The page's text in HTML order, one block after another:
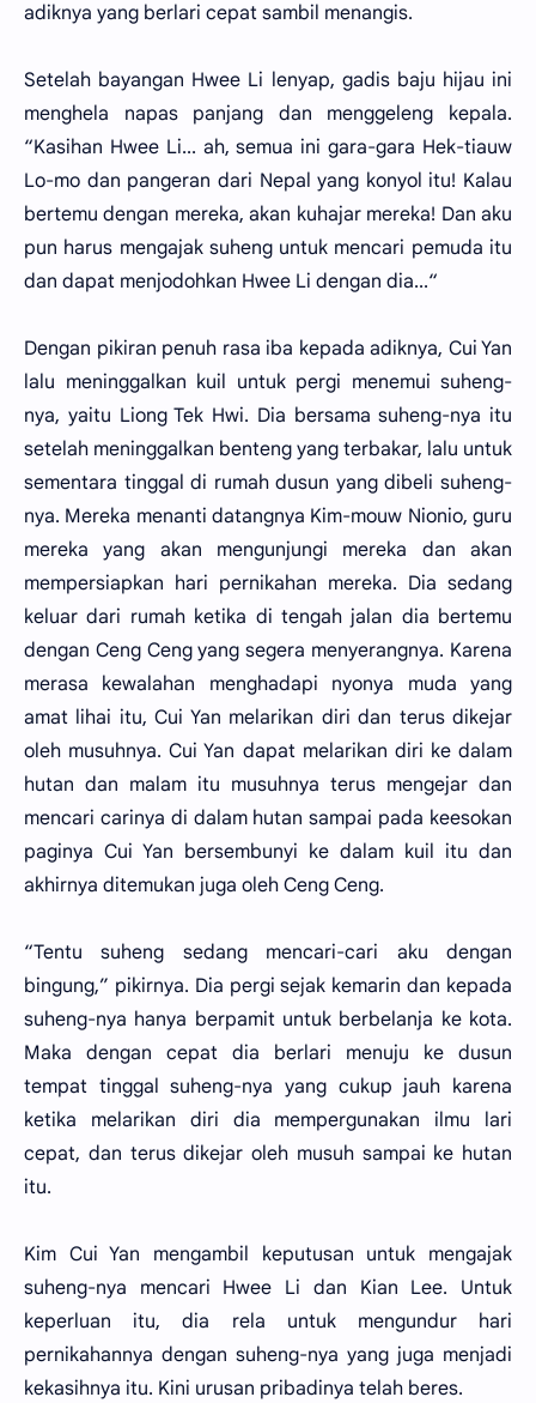
adiknya yang berlari cepat sambil menangis.
Setelah bayangan Hwee Li lenyap, gadis baju hijau ini
menghela napas panjang dan menggeleng kepala.
“Kasihan Hwee Li... ah, semua ini gara-gara Hek-tiauw
Lo-mo dan pangeran dari Nepal yang konyol itu! Kalau
bertemu dengan mereka, akan kuhajar mereka! Dan aku
pun harus mengajak suheng untuk mencari pemuda itu
dan dapat menjodohkan Hwee Li dengan dia...“
Dengan pikiran penuh rasa iba kepada adiknya, Cui Yan
lalu meninggalkan kuil untuk pergi menemui suheng-
nya, yaitu Liong Tek Hwi. Dia bersama suheng-nya itu
setelah meninggalkan benteng yang terbakar, lalu untuk
sementara tinggal di rumah dusun yang dibeli suheng-
nya. Mereka menanti datangnya Kim-mouw Nionio, guru
mereka yang akan mengunjungi mereka dan akan
mempersiapkan hari pernikahan mereka. Dia sedang
keluar dari rumah ketika di tengah jalan dia bertemu
dengan Ceng Ceng yang segera menyerangnya. Karena
merasa kewalahan menghadapi nyonya muda yang
amat lihai itu, Cui Yan melarikan diri dan terus dikejar
oleh musuhnya. Cui Yan dapat melarikan diri ke dalam
hutan dan malam itu musuhnya terus mengejar dan
mencari carinya di dalam hutan sampai pada keesokan
paginya Cui Yan bersembunyi ke dalam kuil itu dan
akhirnya ditemukan juga oleh Ceng Ceng.
“Tentu suheng sedang mencari-cari aku dengan
bingung,” pikirnya. Dia pergi sejak kemarin dan kepada
suheng-nya hanya berpamit untuk berbelanja ke kota.
Maka dengan cepat dia berlari menuju ke dusun
tempat tinggal suheng-nya yang cukup jauh karena
ketika melarikan diri dia mempergunakan ilmu lari
cepat, dan terus dikejar oleh musuh sampai ke hutan
itu.
Kim Cui Yan mengambil keputusan untuk mengajak
suheng-nya mencari Hwee Li dan Kian Lee. Untuk
keperluan itu, dia rela untuk mengundur hari
pernikahannya dengan suheng-nya yang juga menjadi
kekasihnya itu. Kini urusan pribadinya telah beres.